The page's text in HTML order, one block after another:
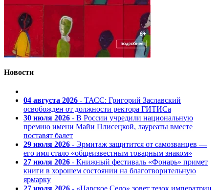
Новости
04 августа 2026 - ТАСС: Григорий Заславский
освобожден от должности ректора ГИТИСа
30 июля 2026 - В России учредили национальную
премию имени Майи Плисецкой, лауреаты вместе
поставят балет
29 июля 2026 - Эрмитаж защитится от самозванцев —
его имя стало «общеизвестным товарным знаком»
27 июля 2026 - Книжный фестиваль «Фонарь» примет
книги в хорошем состоянии на благотворительную
ярмарку
27 июля 2026 - «Царское Село» зовет тезок императриц